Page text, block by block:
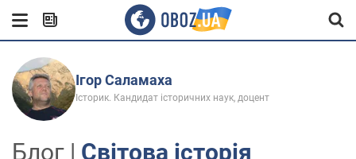
Ігор Саламаха
Історик. Кандидат історичних наук, доцент
Блог | Світова історія